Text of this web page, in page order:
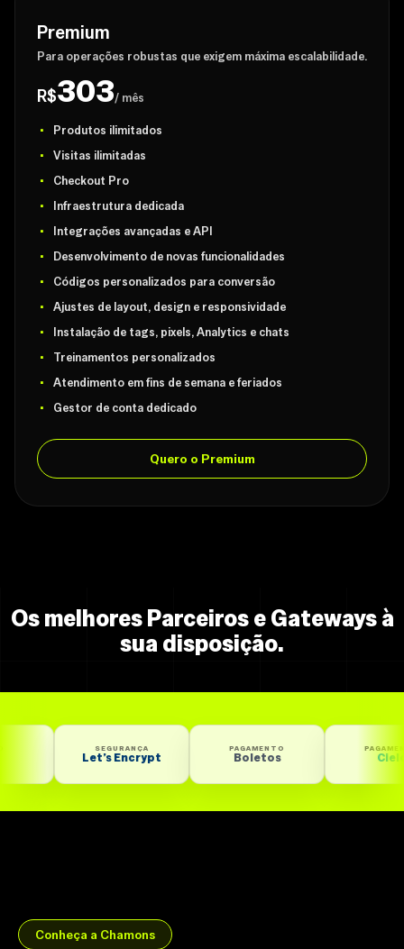
Premium
Para operações robustas que exigem máxima escalabilidade.
R$303/ mês
Produtos ilimitados
Visitas ilimitadas
Checkout Pro
Infraestrutura dedicada
Integrações avançadas e API
Desenvolvimento de novas funcionalidades
Códigos personalizados para conversão
Ajustes de layout, design e responsividade
Instalação de tags, pixels, Analytics e chats
Treinamentos personalizados
Atendimento em fins de semana e feriados
Gestor de conta dedicado
Quero o Premium
Os melhores Parceiros e Gateways à
sua disposição.
SEGURANÇA
Let’s Encrypt
PAGAMENTO
Boletos
PAGAMENTO
Conheça a Chamons